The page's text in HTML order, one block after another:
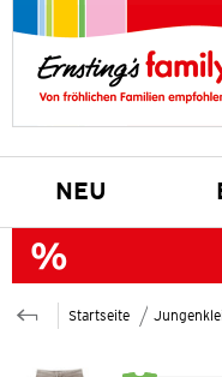
NEU
Startseite